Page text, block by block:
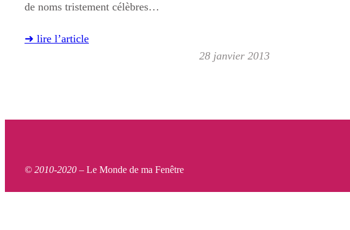
de noms tristement célèbres…
➜ lire l’article
28 janvier 2013
© 2010-2020 – Le Monde de ma Fenêtre